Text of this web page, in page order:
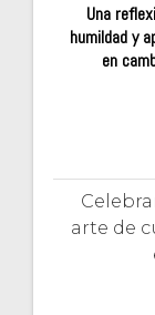
Una
humildad y
en
arte de